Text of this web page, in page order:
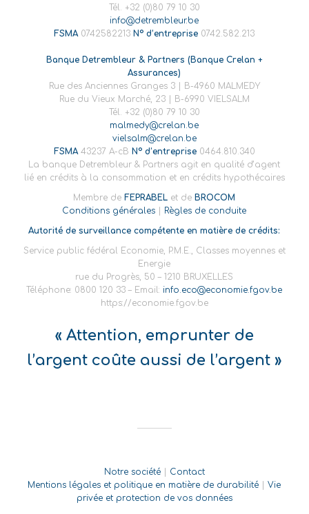
Tél. +32 (0)80 79 10 30
info@detrembleur.be
FSMA0742582213 N° d’entreprise 0742.582.213
Banque Detrembleur & Partners (Banque Crelan +
Assurances)
Rue des Anciennes Granges 3 | B-4960 MALMEDY
Rue du Vieux Marché, 23 | B-6990 VIELSALM
Tél. +32 (0)80 79 10 30
malmedy@crelan.be
vielsalm@crelan.be
FSMA43237 A-cB N° d’entreprise 0464.810.340
La banque Detrembleur & Partners agit en qualité d’agent
lié en crédits à la consommation et en crédits hypothécaires
Membre de FEPRABEL et de BROCOM
Conditions générales
Règles de conduite
Autorité de surveillance compétente en matière de crédits:
Service public fédéral Economie, P.M.E., Classes moyennes et
Energie
rue du Progrès, 50 – 1210 BRUXELLES
Téléphone: 0800 120 33 – Email: info.eco@economie.fgov.be
https://economie.fgov.be
« Attention, emprunter de
l’argent coûte aussi de l’argent »
Notre société| Contact
Mentions légales et politique en matière de durabilité |Vie
privée et protection de vos données